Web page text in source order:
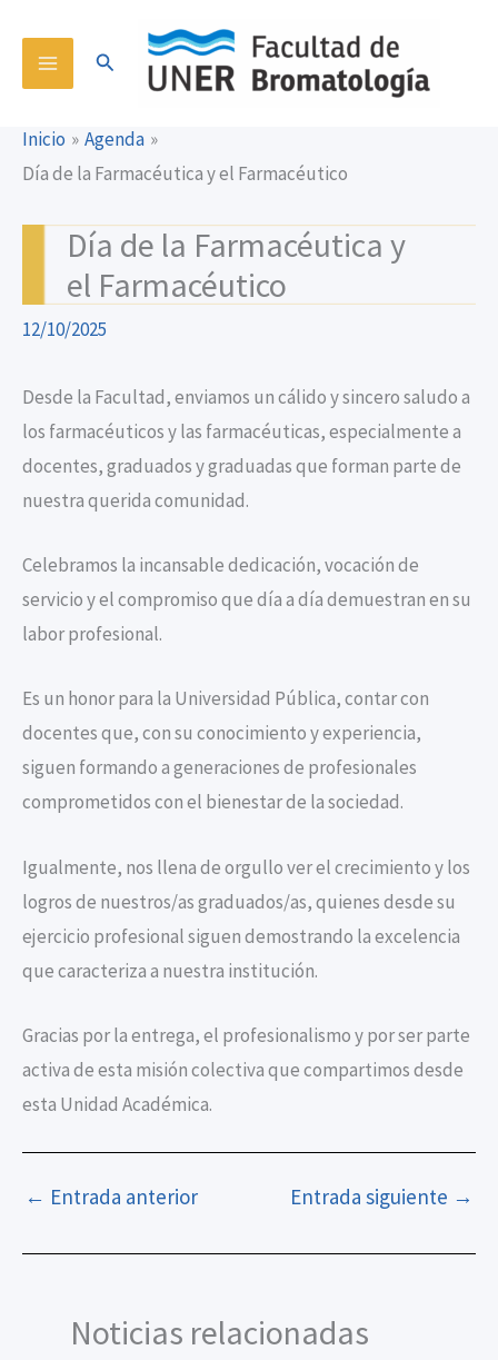
contenido
Buscar
Inicio
Agenda
Día de la Farmacéutica y el Farmacéutico
Día de la Farmacéutica y
el Farmacéutico
12/10/2025
Desde la Facultad, enviamos un cálido y sincero saludo a
los farmacéuticos y las farmacéuticas, especialmente a
docentes, graduados y graduadas que forman parte de
nuestra querida comunidad.
Celebramos la incansable dedicación, vocación de
servicio y el compromiso que día a día demuestran en su
labor profesional.
Es un honor para la Universidad Pública, contar con
docentes que, con su conocimiento y experiencia,
siguen formando a generaciones de profesionales
comprometidos con el bienestar de la sociedad.
Igualmente, nos llena de orgullo ver el crecimiento y los
logros de nuestros/as graduados/as, quienes desde su
ejercicio profesional siguen demostrando la excelencia
que caracteriza a nuestra institución.
Gracias por la entrega, el profesionalismo y por ser parte
activa de esta misión colectiva que compartimos desde
esta Unidad Académica.
← Entrada anterior Entrada siguiente →
Noticias relacionadas